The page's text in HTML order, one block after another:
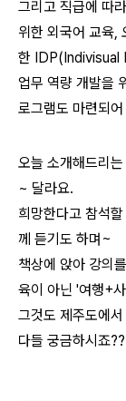
그리고 직급에 따
위한 외국어 교육,
한 IDP(Indivisual
업무 역량 개발을
로그램도 마련되
오늘 소개해드리
~ 달라요.
희망한다고 참석
께 듣기도 하며~
책상에 앉아 강의
육이 아닌 '여행+
그것도 제주도에
다들 궁금하시죠??